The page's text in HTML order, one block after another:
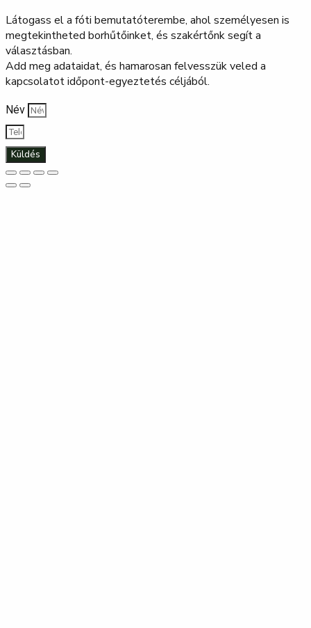
Látogass el a fóti bemutatóterembe, ahol személyesen is
megtekintheted borhűtőinket, és szakértőnk segít a
választásban.
Add meg adataidat, és hamarosan felvesszük veled a
kapcsolatot időpont-egyeztetés céljából.
Név
Küldés